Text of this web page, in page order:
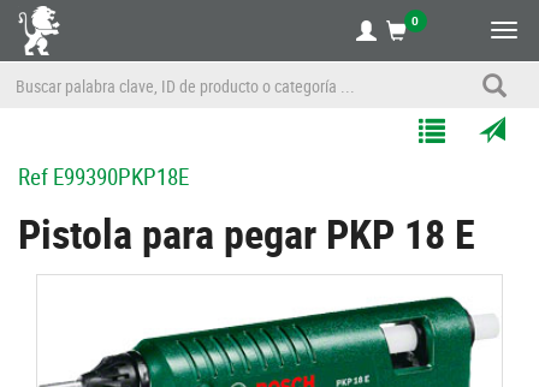
0
un
amigo
Listas
RefE99390PKP18E
Pistola para pegar PKP 18 E